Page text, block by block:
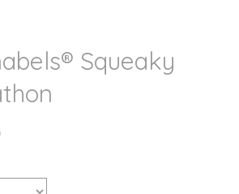
Squeaky